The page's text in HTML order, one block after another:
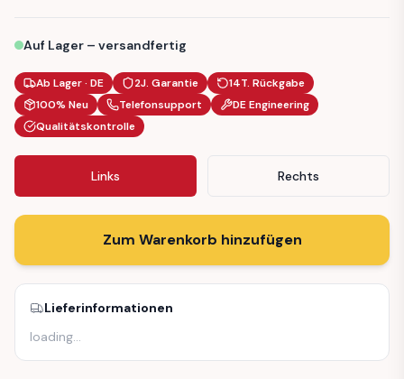
Auf Lager – versandfertig
Ab Lager · DE 2J. Garantie
14T. Rückgabe
100% Neu
Telefonsupport
DE Engineering
Qualitätskontrolle
Links Rechts
Zum Warenkorb hinzufügen
Lieferinformationen
loading…